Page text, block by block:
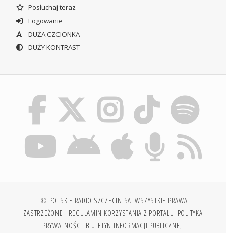
Posłuchaj teraz
Logowanie
DUŻA CZCIONKA
DUŻY KONTRAST
© POLSKIE RADIO SZCZECIN SA. WSZYSTKIE PRAWA
ZASTRZEŻONE. REGULAMIN KORZYSTANIA Z PORTALU POLITYKA
PRYWATNOŚCI BIULETYN INFORMACJI PUBLICZNEJ